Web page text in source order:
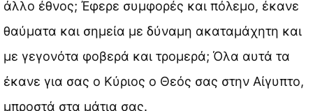
άλλο έθνος; Έφερε συμφορές και πόλεμο, έκανε
θαύματα και σημεία με δύναμη ακαταμάχητη και
με γεγονότα φοβερά και τρομερά; Όλα αυτά τα
έκανε για σας ο Κύριος ο Θεός σας στην Αίγυπτο,
μπροστά στα μάτια σας.